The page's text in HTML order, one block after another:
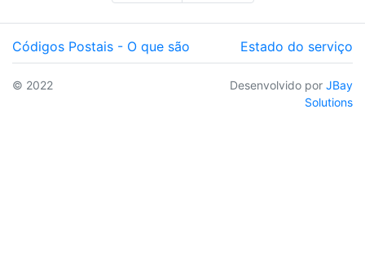
Códigos Postais - O que são Estado do serviço
© 2022 Desenvolvido por JBay
Solutions